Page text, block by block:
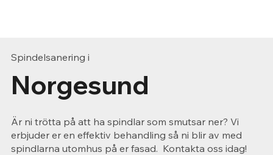
Spindelsanering i
Norgesund
Är ni trötta på att ha spindlar som smutsar ner? Vi
erbjuder er en effektiv behandling så ni blir av med
spindlarna utomhus på er fasad. Kontakta oss idag!